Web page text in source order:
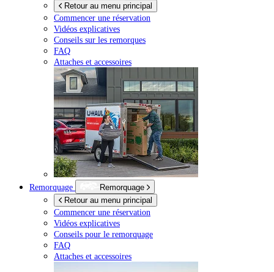
Retour au menu principal
Commencer une réservation
Vidéos explicatives
Conseils sur les remorques
FAQ
Attaches et accessoires
Remorquage
Remorquage
Retour au menu principal
Commencer une réservation
Vidéos explicatives
Conseils pour le remorquage
FAQ
Attaches et accessoires